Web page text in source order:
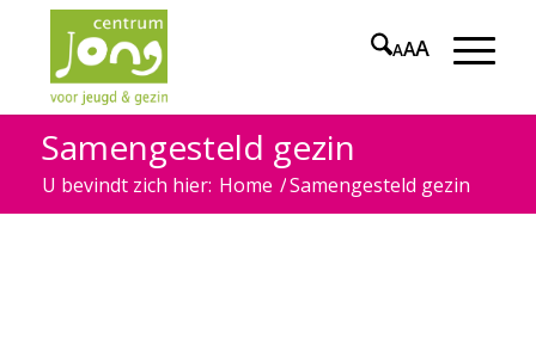
AAA
Samengesteld gezin
U bevindt zich hier: Home /Samengesteld gezin